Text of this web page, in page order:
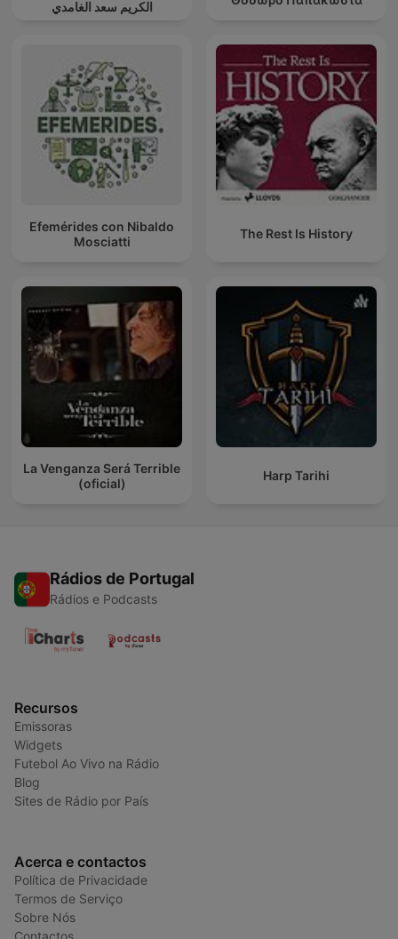
الكريم سعد الغامدي
Efemérides con Nibaldo
Mosciatti
The Rest Is History
La Venganza Será Terrible
(oficial)
Harp Tarihi
Rádios de Portugal
Rádios e Podcasts
Recursos
Emissoras
Widgets
Futebol Ao Vivo na Rádio
Blog
Sites de Rádio por País
Acerca e contactos
Política de Privacidade
Termos de Serviço
Sobre Nós